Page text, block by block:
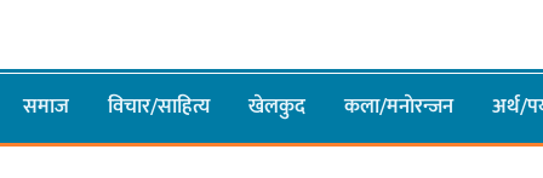
समाज विचार/साहित्य खेलकुद कला/मनाेरन्जन अर्थ/